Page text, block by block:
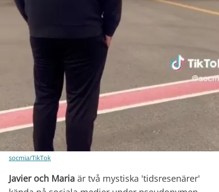
socmia/TikTok
Javier och Maria är två mystiska 'tidsresenärer'